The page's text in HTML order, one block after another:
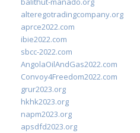
alteregotradingcompany.org
aprce2022.com
ibie2022.com
sbcc-2022.com
AngolaOilAndGas2022.com
Convoy4Freedom2022.com
grur2023.org
hkhk2023.org
napm2023.org
apsdfd2023.org